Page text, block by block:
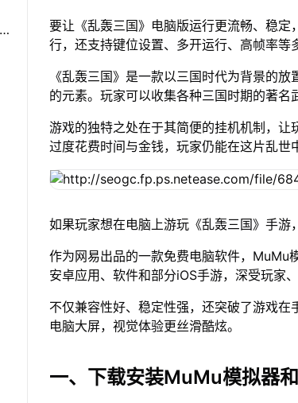
要让《乱轰三国》电脑版运行更流畅、稳
行，还支持键位设置、多开运行、高帧率等
《乱轰三国》是一款以三国时代为背景的
的元素。玩家可以收集各种三国时期的著名
游戏的独特之处在于其简便的挂机机制，
过度花费时间与金钱，玩家仍能在这片乱世
如果玩家想在电脑上游玩《乱轰三国》手游
作为网易出品的一款免费电脑软件，
安卓应用、软件和部分iOS手游，深受玩家、
不仅兼容性好、稳定性强，还突破了游戏
电脑大屏，视觉体验更丝滑酷炫。
一、下载安装MuMu模拟器和